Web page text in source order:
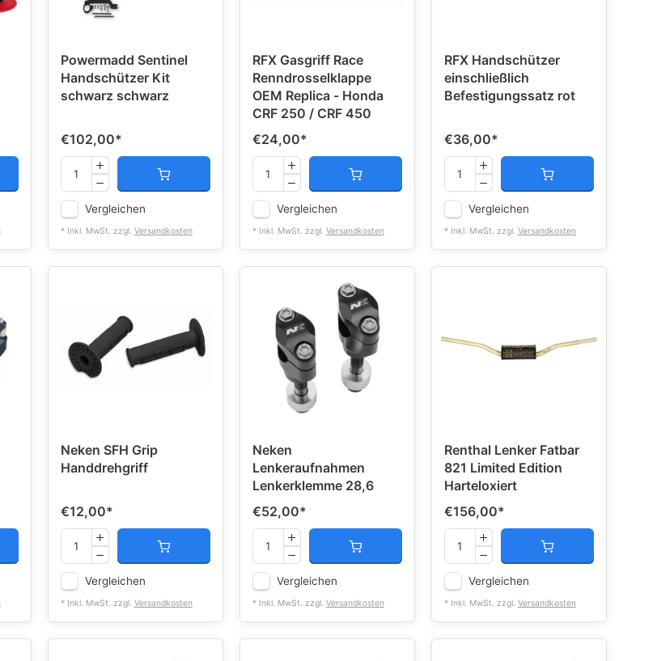
Powermadd Sentinel
Handschützer Kit
schwarz schwarz
€102,00*
Vergleichen
* Inkl. MwSt. zzgl. Versandkosten
RFX Gasgriff Race
Renndrosselklappe
OEM Replica - Honda
CRF 250 / CRF 450
€24,00*
Vergleichen
* Inkl. MwSt. zzgl. Versandkosten
RFX Handschützer
einschließlich
Befestigungssatz rot
€36,00*
Vergleichen
* Inkl. MwSt. zzgl. Versandkosten
Neken SFH Grip
Handdrehgriff
€12,00*
Vergleichen
* Inkl. MwSt. zzgl. Versandkosten
Neken
Lenkeraufnahmen
Lenkerklemme 28,6
€52,00*
Vergleichen
* Inkl. MwSt. zzgl. Versandkosten
Renthal Lenker Fatbar
821 Limited Edition
Harteloxiert
€156,00*
Vergleichen
* Inkl. MwSt. zzgl. Versandkosten